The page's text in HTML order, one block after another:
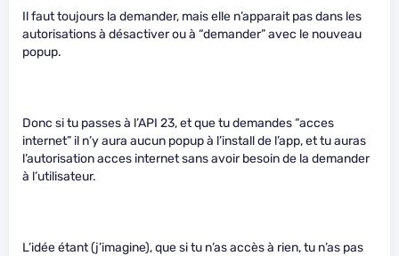
Il faut toujours la demander, mais elle n’apparait pas dans les
autorisations à désactiver ou à “demander” avec le nouveau
popup.
Donc si tu passes à l’API 23, et que tu demandes “acces
internet” il n’y aura aucun popup à l’install de l’app, et tu auras
l’autorisation acces internet sans avoir besoin de la demander
à l’utilisateur.
L’idée étant (j’imagine), que si tu n’as accès à rien, tu n’as pas